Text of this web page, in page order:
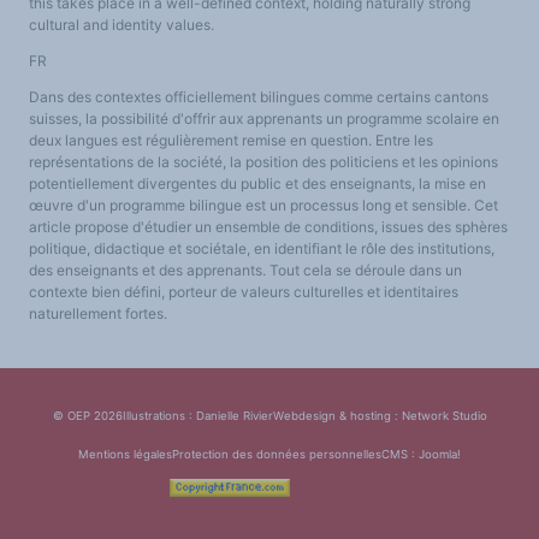
cultural and identity values.
FR
Dans des contextes officiellement bilingues comme certains cantons
suisses, la possibilité d'offrir aux apprenants un programme scolaire en
deux langues est régulièrement remise en question. Entre les
représentations de la société, la position des politiciens et les opinions
potentiellement divergentes du public et des enseignants, la mise en
œuvre d'un programme bilingue est un processus long et sensible. Cet
article propose d'étudier un ensemble de conditions, issues des sphères
politique, didactique et sociétale, en identifiant le rôle des institutions,
des enseignants et des apprenants. Tout cela se déroule dans un
contexte bien défini, porteur de valeurs culturelles et identitaires
naturellement fortes.
© OEP 2026Illustrations : Danielle RivierWebdesign & hosting : Network Studio
Mentions légalesProtection des données personnellesCMS : Joomla!